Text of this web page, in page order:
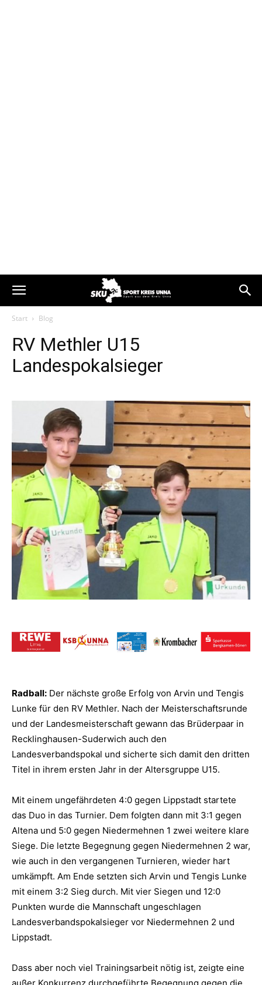
Start Blog
RV Methler U15
Landespokalsieger
Radball: Der nächste große Erfolg von Arvin und Tengis
Lunke für den RV Methler. Nach der Meisterschaftsrunde
und der Landesmeisterschaft gewann das Brüderpaar in
Recklinghausen-Suderwich auch den
Landesverbandspokal und sicherte sich damit den dritten
Titel in ihrem ersten Jahr in der Altersgruppe U15.
Mit einem ungefährdeten 4:0 gegen Lippstadt startete
das Duo in das Turnier. Dem folgten dann mit 3:1 gegen
Altena und 5:0 gegen Niedermehnen 1 zwei weitere klare
Siege. Die letzte Begegnung gegen Niedermehnen 2 war,
wie auch in den vergangenen Turnieren, wieder hart
umkämpft. Am Ende setzten sich Arvin und Tengis Lunke
mit einem 3:2 Sieg durch. Mit vier Siegen und 12:0
Punkten wurde die Mannschaft ungeschlagen
Landesverbandspokalsieger vor Niedermehnen 2 und
Lippstadt.
Dass aber noch viel Trainingsarbeit nötig ist, zeigte eine
außer Konkurrenz durchgeführte Begegnung gegen die